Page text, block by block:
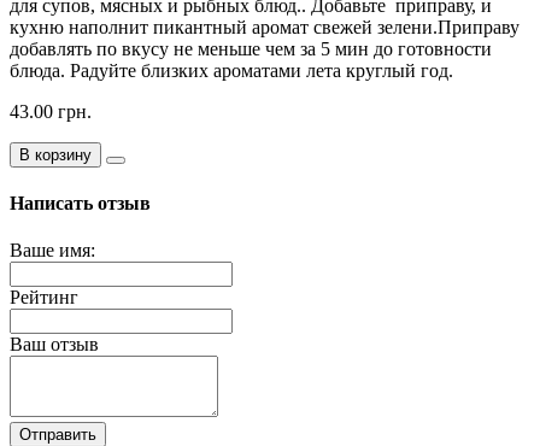
для супов, мясных и рыбных блюд.. Добавьте приправу, и
кухню наполнит пикантный аромат свежей зелени.Приправу
добавлять по вкусу не меньше чем за 5 мин до готовности
блюда. Радуйте близких ароматами лета круглый год.
43.00 грн.
В корзину
Написать отзыв
Ваше имя:
Рейтинг
Ваш отзыв
Отправить